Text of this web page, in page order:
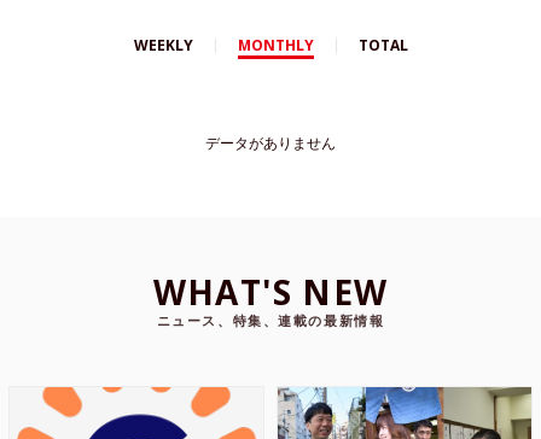
WEEKLY MONTHLY TOTAL
データがありません
WHAT'S NEW
ニュース、特集、連載の最新情報